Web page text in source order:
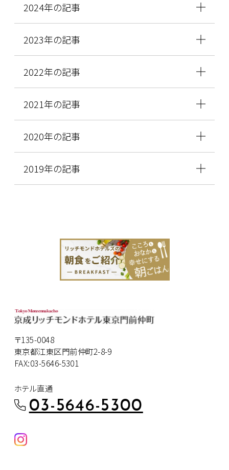
2024年の記事
2023年の記事
2022年の記事
2021年の記事
2020年の記事
2019年の記事
〒135-0048
東京都江東区門前仲町2-8-9
FAX:03-5646-5301
ホテル直通
03-5646-5300